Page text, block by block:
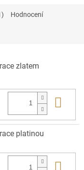
Hodnocení
zlatem
platinou